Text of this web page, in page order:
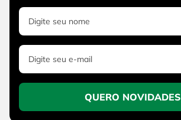
QUERO NOVIDADES